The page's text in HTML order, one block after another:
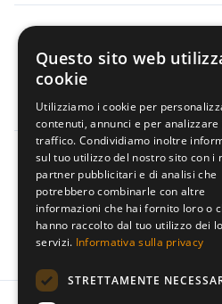
Scarica
Questo sito web
cookie
Utilizziamo i cookie per
contenuti, annunci e per
traffico. Condividiamo inoltre
sul tuo utilizzo del nostro sito con i
partner pubblicitari e di analisi che
potrebbero combinarle con altre
informazioni che hai fornito loro o
hanno raccolto dal tuo utilizzo dei
servizi. Informativa sulla privacy
STRETTAMENTE